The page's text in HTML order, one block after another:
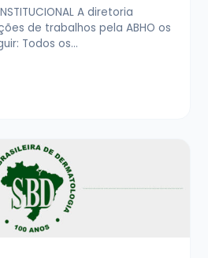
A diretoria
de trabalhos pela ABHO os
Todos os…